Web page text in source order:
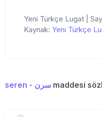
Yeni Türkçe Lugat |
Kaynak: Yeni Türkçe
seren - سرن maddesi